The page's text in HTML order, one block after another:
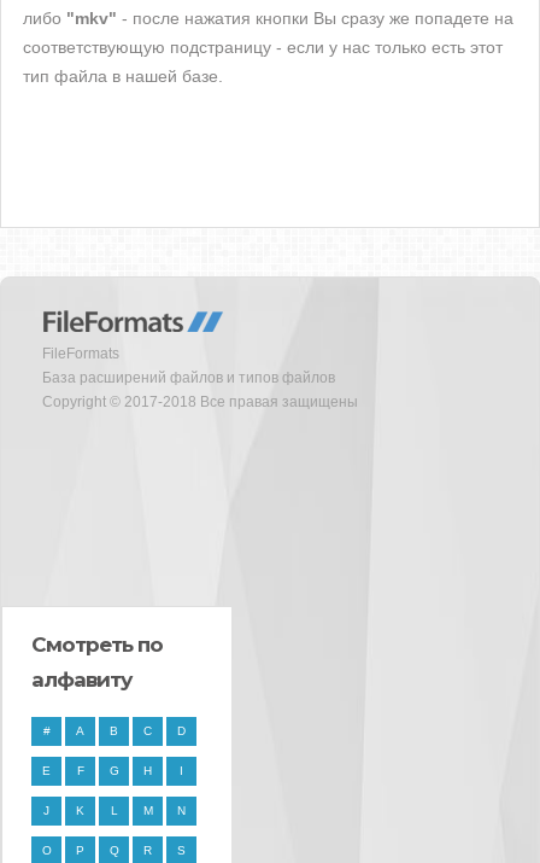
либо "mkv" - после нажатия кнопки Вы сразу же попадете на
соответствующую подстраницу - если у нас только есть этот
тип файла в нашей базе.
FileFormats
База расширений файлов и типов файлов
Copyright © 2017-2018 Все правая защищены
Смотреть по
алфавиту
# A B C D
E F G H I
J K L M N
O P Q R S